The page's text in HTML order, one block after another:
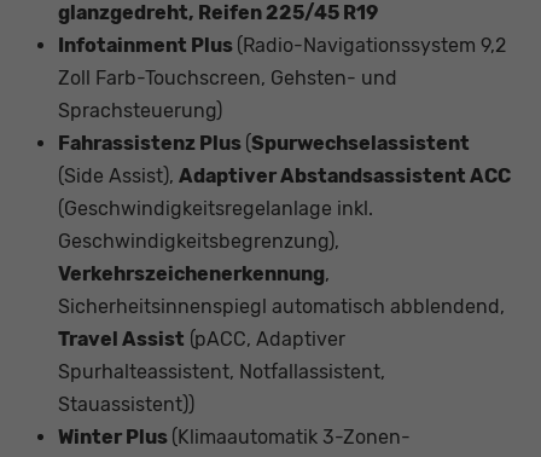
glanzgedreht, Reifen 225/45 R19
Infotainment Plus (Radio-Navigationssystem 9,2
Zoll Farb-Touchscreen, Gehsten- und
Sprachsteuerung)
Fahrassistenz Plus (Spurwechselassistent
(Side Assist), Adaptiver Abstandsassistent ACC
(Geschwindigkeitsregelanlage inkl.
Geschwindigkeitsbegrenzung),
Verkehrszeichenerkennung,
Sicherheitsinnenspiegl automatisch abblendend,
Travel Assist (pACC, Adaptiver
Spurhalteassistent, Notfallassistent,
Stauassistent))
Winter Plus (Klimaautomatik 3-Zonen-